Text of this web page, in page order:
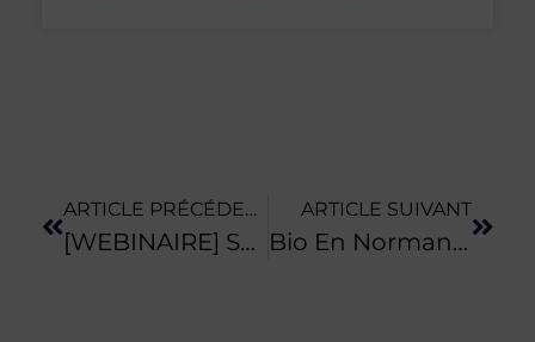
ARTICLE PRÉCÉDENT
[WEBINAIRE] Santé, Bio Et Territoires : Des Perspectives En Normandie ?
ARTICLE SUIVANT
Bio En Normandie Accompagne La Création D’un Collectif AMAP Sur VILLERS BOCAGE